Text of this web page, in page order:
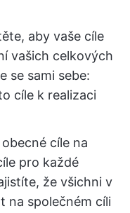
aby vaše cíle
vašich celkových
se sami sebe:
cíle k realizaci
cíle na
pro každé
že všichni v
na společném cíli